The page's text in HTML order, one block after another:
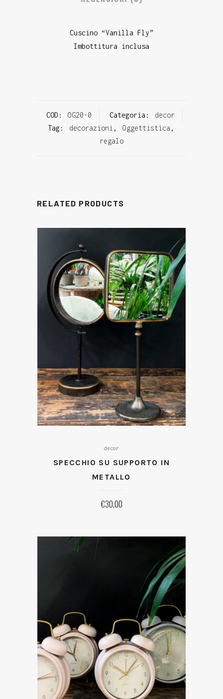
Cuscino “Vanilla Fly”
Imbottitura inclusa
COD: OG20-0 Categoria:
decor
Tag:
decorazioni , Oggettistica ,
regalo
RELATED PRODUCTS
decor
SPECCHIO SU SUPPORTO IN
METALLO
€30,00